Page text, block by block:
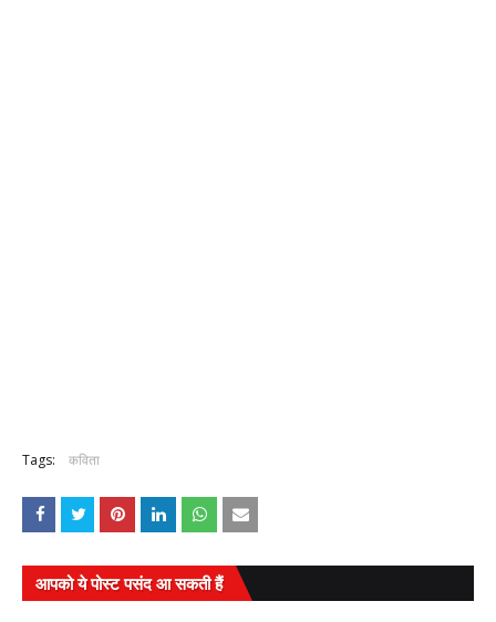
Tags: कविता
आपको ये पोस्ट पसंद आ सकती हैं